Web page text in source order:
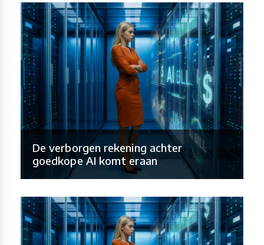
De verborgen rekening achter
goedkope AI komt eraan